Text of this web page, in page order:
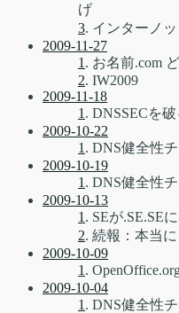
げ
3. インターノ
2009-11-27
1 . お名前.com
2. IW2009
2009-11-18
1 . DNSSECを破
2009-10-22
1 . DNS健全性
2009-10-19
1 . DNS健全性
2009-10-13
1 . SEが.SE.SE
2. 続報：本当
2009-10-09
1 .
2009-10-04
1 . DNS健全性